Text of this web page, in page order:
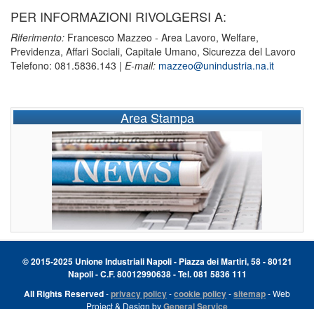
PER INFORMAZIONI RIVOLGERSI A:
Riferimento: Francesco Mazzeo - Area Lavoro, Welfare,
Previdenza, Affari Sociali, Capitale Umano, Sicurezza del Lavoro
Telefono: 081.5836.143 | E-mail: mazzeo@unindustria.na.it
Area Stampa
© 2015-2025 Unione Industriali Napoli - Piazza dei Martiri, 58 - 80121
Napoli - C.F. 80012990638 - Tel. 081 5836 111
All Rights Reserved-privacy policy-cookie policy-sitemap- Web
Project & Design byGeneral Service